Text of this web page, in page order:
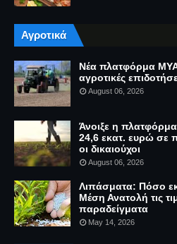
Αγροτικά
Νέα πλατφόρμα
αγροτικές
August 06, 2026
Άνοιξε η
24,6 εκατ. ευρώ σε
οι δικαιούχοι
August 06, 2026
Λιπάσματα: Πόσο
Μέση Ανατολή τις
παραδείγματα
May 14, 2026